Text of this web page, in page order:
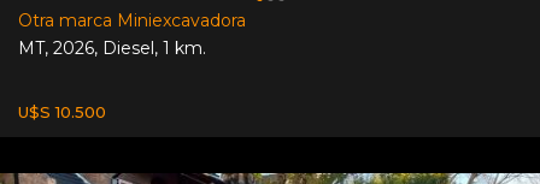
Otra marca Miniexcavadora
MT, 2026, Diesel, 1 km.
U$S 10.500